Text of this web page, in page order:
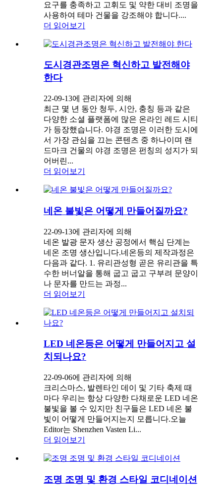
요구를 충족하고 고휘도 및 약한 대비 조명을
사용하여 테마 건물을 강조해야 합니다....
더 읽어보기
도시경관조명은 혁신하고 발전해야
한다
22-09-13에 관리자에 의해
최근 몇 년 동안 청두, 시안, 충칭 등과 같은
다양한 소셜 플랫폼에 많은 온라인 레드 시티
가 등장했습니다. 야경 조명은 이러한 도시에
서 가장 관심을 끄는 콘텐츠 중 하나이며 랜
드마크 건물의 야경 조명은 펀칭의 성지가 되
어버린...
더 읽어보기
네온 불빛은 어떻게 만들어질까요?
22-09-13에 관리자에 의해
네온 발광 문자 생산 공정에서 핵심 단계는
네온 조명 생산입니다.네온등의 제작과정은
다음과 같다. 1. 유리관성형 곧은 유리관을 특
수한 버너알을 통해 굽고 굽고 구부려 문양이
나 문자를 만드는 과정...
더 읽어보기
LED 네온등은 어떻게 만들어지고 설
치되나요?
22-09-06에 관리자에 의해
크리스마스, 발렌타인 데이 및 기타 축제 때
마다 우리는 항상 다양한 다채로운 LED 네온
불빛을 볼 수 있지만 친구들은 LED 네온 불
빛이 어떻게 만들어지는지 모릅니다.오늘
Editor는 Shenzhen Vasten Li...
더 읽어보기
조명 조명 및 환경 스타일 코디네이션